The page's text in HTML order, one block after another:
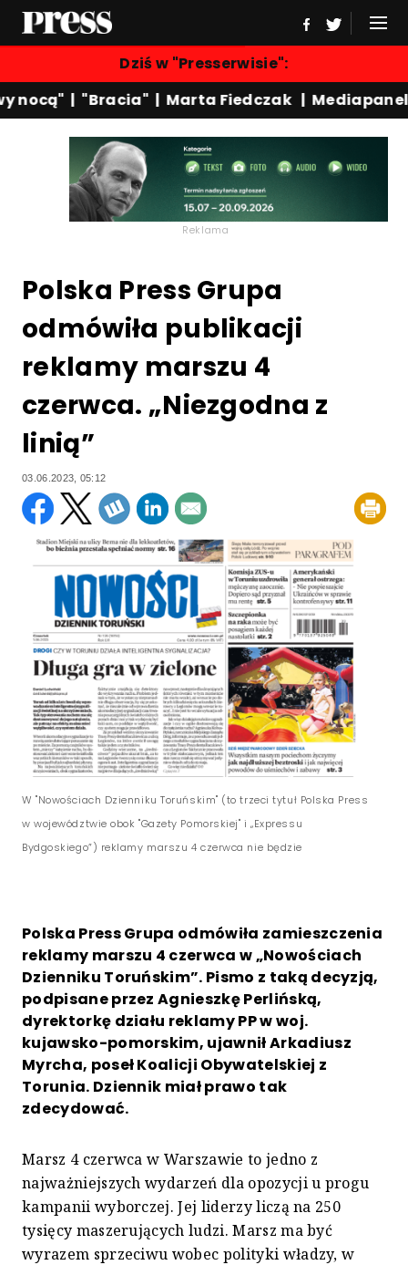
Dziś w "Presserwisie":
nocą"|"Bracia"| Marta Fiedczak|Mediapanel|
Reklama
Polska Press Grupa
odmówiła publikacji
reklamy marszu 4
czerwca. „Niezgodna z
linią”
03.06.2023, 05:12
W "Nowościach Dzienniku Toruńskim" (to trzeci tytuł Polska Press
w województwie obok "Gazety Pomorskiej" i „Expressu
Bydgoskiego”) reklamy marszu 4 czerwca nie będzie
Polska Press Grupa odmówiła zamieszczenia
reklamy marszu 4 czerwca w „Nowościach
Dzienniku Toruńskim”. Pismo z taką decyzją,
podpisane przez Agnieszkę Perlińską,
dyrektorkę działu reklamy PP w woj.
kujawsko-pomorskim, ujawnił Arkadiusz
Myrcha, poseł Koalicji Obywatelskiej z
Torunia. Dziennik miał prawo tak
zdecydować.
Marsz 4 czerwca w Warszawie to jedno z
najważniejszych wydarzeń dla opozycji u progu
kampanii wyborczej. Jej liderzy liczą na 250
tysięcy maszerujących ludzi. Marsz ma być
wyrazem sprzeciwu wobec polityki władzy, w